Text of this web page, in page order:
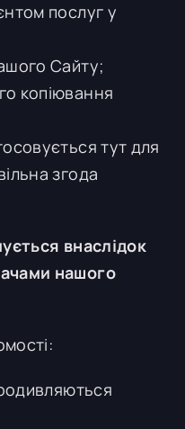
послуг у
Сайту;
копіювання
тут для
згода
внаслідок
нашого